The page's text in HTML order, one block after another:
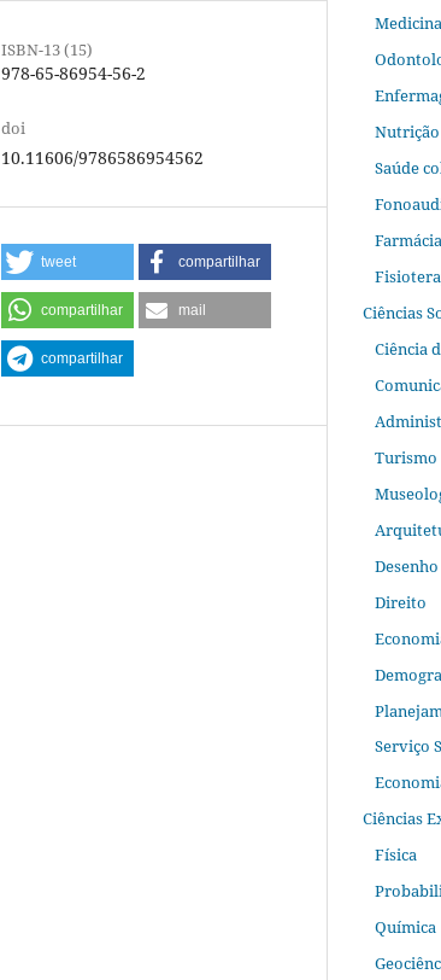
ISBN-13 (15)
978-65-86954-56-2
doi
10.11606/9786586954562
tweet compartilhar
compartilhar mail
compartilhar
Medicina
Nutrição
Saúde
Farmácia
Ciências
Ciência
Turismo
Direito
Serviço
Ciências
Física
Química